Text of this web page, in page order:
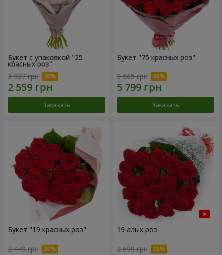
Букет с упаковкой "25
красных роз"
3 937 грн
Заказать
Букет "75 красных роз"
9 665 грн
Заказать
Букет "19 красных роз"
2 449 грн
19 алых роз
2 699 грн